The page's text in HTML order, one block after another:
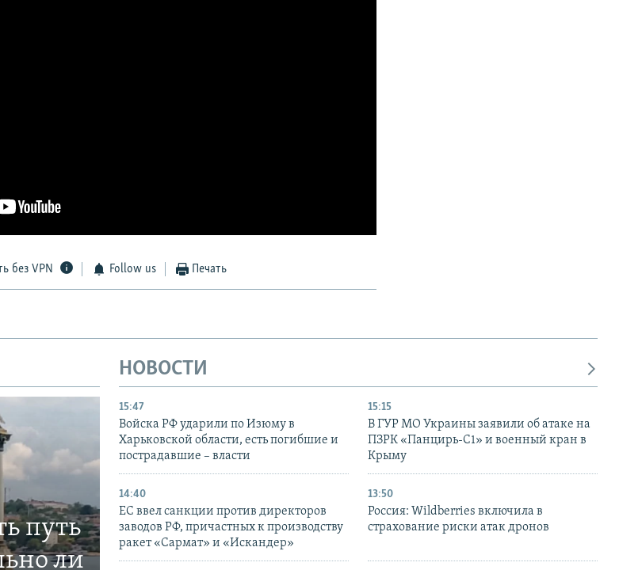
без VPN Follow us Печать
путь
ли
НОВОСТИ
15:47
Войска РФ ударили по Изюму в
Харьковской области, есть погибшие и
пострадавшие – власти
15:15
В ГУР МО Украины заявили об атаке на
ПЗРК «Панцирь-С1» и военный кран в
Крыму
14:40
ЕС ввел санкции против директоров
заводов РФ, причастных к производству
ракет «Сармат» и «Искандер»
13:50
Россия: Wildberries включила в
страхование риски атак дронов